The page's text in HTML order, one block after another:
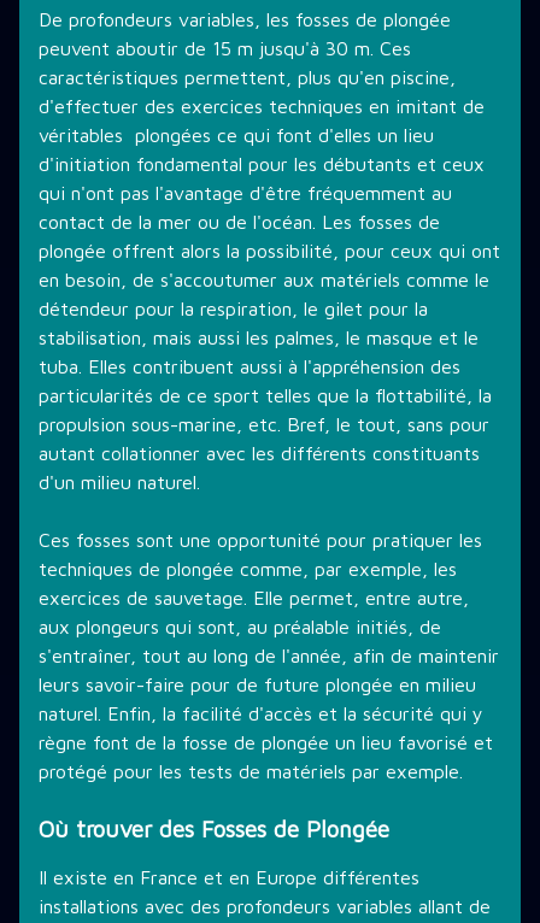
INFORMATIONS PRATIQUES
CONTACT
De profondeurs variables, les fosses de plongée
peuvent aboutir de 15 m jusqu'à 30 m. Ces
caractéristiques permettent, plus qu'en piscine,
d'effectuer des exercices techniques en imitant de
véritables plongées ce qui font d'elles un lieu
d'initiation fondamental pour les débutants et ceux
qui n'ont pas l'avantage d'être fréquemment au
contact de la mer ou de l'océan. Les fosses de
plongée offrent alors la possibilité, pour ceux qui ont
en besoin, de s'accoutumer aux matériels comme le
détendeur pour la respiration, le gilet pour la
stabilisation, mais aussi les palmes, le masque et le
tuba. Elles contribuent aussi à l'appréhension des
particularités de ce sport telles que la flottabilité, la
propulsion sous-marine, etc. Bref, le tout, sans pour
autant collationner avec les différents constituants
d'un milieu naturel.
Ces fosses sont une opportunité pour pratiquer les
techniques de plongée comme, par exemple, les
exercices de sauvetage. Elle permet, entre autre,
aux plongeurs qui sont, au préalable initiés, de
s'entraîner, tout au long de l'année, afin de maintenir
leurs savoir-faire pour de future plongée en milieu
naturel. Enfin, la facilité d'accès et la sécurité qui y
règne font de la fosse de plongée un lieu favorisé et
protégé pour les tests de matériels par exemple.
Où trouver des Fosses de Plongée
Il existe en France et en Europe différentes
installations avec des profondeurs variables allant de